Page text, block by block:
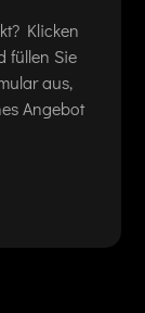
Klicken
füllen Sie
aus,
Angebot